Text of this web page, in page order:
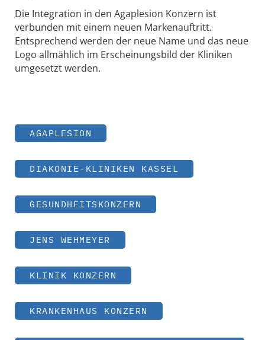
Die Integration in den Agaplesion Konzern ist
verbunden mit einem neuen Markenauftritt.
Entsprechend werden der neue Name und das neue
Logo allmählich im Erscheinungsbild der Kliniken
umgesetzt werden.
AGAPLESION
DIAKONIE-KLINIKEN KASSEL
GESUNDHEITSKONZERN
JENS WEHMEYER
KLINIK KONZERN
KRANKENHAUS KONZERN